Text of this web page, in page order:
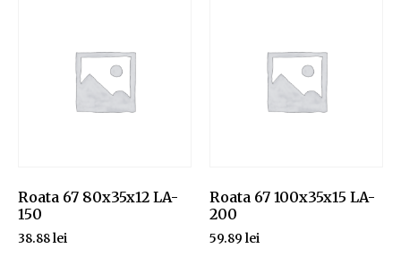
Roata 67 80x35x12 LA-
150
38.88lei
Roata 67 100x35x15 LA-
200
59.89 lei